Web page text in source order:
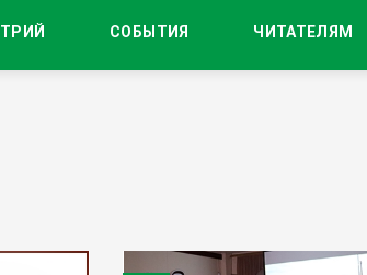
СОБЫТИЯ ЧИТАТЕЛЯМ